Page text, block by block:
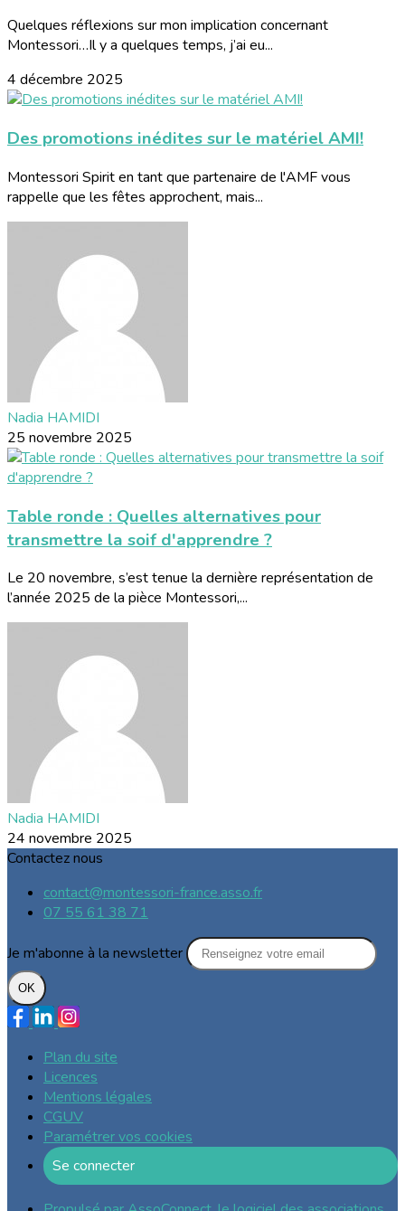
Quelques réflexions sur mon implication concernant
Montessori…Il y a quelques temps, j’ai eu...
4 décembre 2025
Des promotions inédites sur le matériel AMI!
Montessori Spirit en tant que partenaire de l'AMF vous
rappelle que les fêtes approchent, mais...
Nadia HAMIDI
25 novembre 2025
Table ronde : Quelles alternatives pour
transmettre la soif d'apprendre ?
Le 20 novembre, s’est tenue la dernière représentation de
l’année 2025 de la pièce Montessori,...
Nadia HAMIDI
24 novembre 2025
Contactez nous
contact@montessori-france.asso.fr
07 55 61 38 71
Je m'abonne à la newsletter
OK
Plan du site
Licences
Mentions légales
CGUV
Paramétrer vos cookies
Se connecter